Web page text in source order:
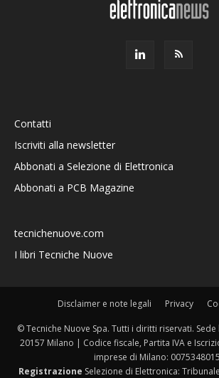
Contatti
Iscriviti alla newsletter
Abbonati a Selezione di Elettronica
Abbonati a PCB Magazine
tecnichenuove.com
I libri Tecniche Nuove
Disclaimer e note legali Privacy
© Tecniche Nuove Spa. Tutti i diritti riservati. Sede
20157 Milano | Codice fiscale, Partita IVA e
imprese di Milano:
Registrazione Selezione di Elettronica: